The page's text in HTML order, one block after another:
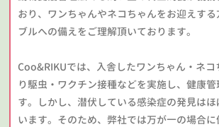
おり、ワンちゃんやネコちゃんをお迎えす
ブルへの備えをご理解頂いております。
Coo&RIKUでは、入舎したワンちゃん・ネコ
り駆虫・ワクチン接種などを実施し、健康
す。しかし、潜伏している感染症の発見は
います。そのため、弊社では万が一の場合